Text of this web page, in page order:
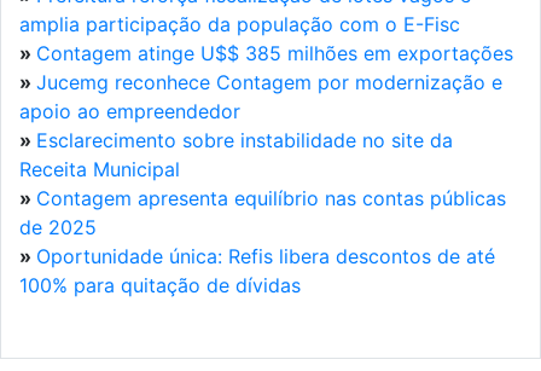
amplia participação da população com o E-Fisc
» Contagem atinge U$$ 385 milhões em exportações
» Jucemg reconhece Contagem por modernização e
apoio ao empreendedor
» Esclarecimento sobre instabilidade no site da
Receita Municipal
» Contagem apresenta equilíbrio nas contas públicas
de 2025
» Oportunidade única: Refis libera descontos de até
100% para quitação de dívidas